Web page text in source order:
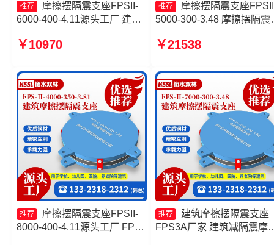
推荐
摩擦摆隔震支座FPSII-
6000-400-4.11源头工厂 建筑
座-15.0ZX支座的生产厂家
￥10970
推荐
摩擦摆隔震支座
5000-300-3.48 摩擦摆隔震
工厂 摩擦摆隔震支座FPSII-
座FPS-Ⅱ-8000-200源头工
￥21538
推荐
摩擦摆隔震支座FPSII-
8000-400-4.11源头工厂 FPS
推荐
建筑摩擦摆隔震支座
FPS3A厂家 建筑减隔震摩